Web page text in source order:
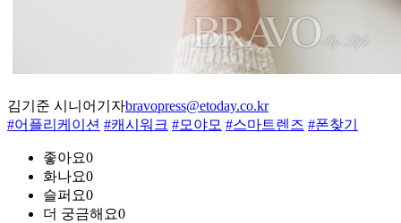
김기준 시니어기자bravopress@etoday.co.kr
#어플리케이션 #캐시워크 #모야모 #스마트렌즈 #폰찾기
좋아요0
화나요0
슬퍼요0
더 궁금해요0